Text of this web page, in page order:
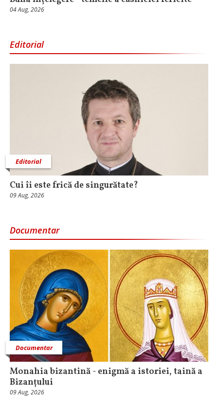
04 Aug, 2026
Editorial
Editorial
Cui îi este frică de singurătate?
09 Aug, 2026
Documentar
Documentar
Monahia bizantină - enigmă a istoriei, taină a
Bizanțului
09 Aug, 2026